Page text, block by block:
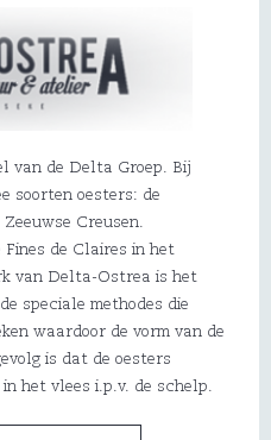
van de Delta Groep. Bij
soorten oesters: de
Creusen.
de Claires in het
van Delta-Ostrea is het
speciale methodes die
waardoor de vorm van de
is dat de oesters
het vlees i.p.v. de schelp.